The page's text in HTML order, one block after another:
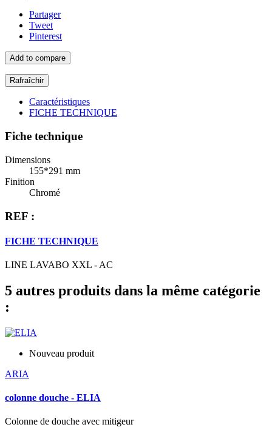
Partager
Tweet
Pinterest
Add to compare
Caractéristiques
FICHE TECHNIQUE
Fiche technique
Dimensions
155*291 mm
Finition
Chromé
REF :
FICHE TECHNIQUE
LINE LAVABO XXL - AC
5 autres produits dans la même catégorie
:
Nouveau produit
ARIA
colonne douche - ELIA
Colonne de douche avec mitigeur